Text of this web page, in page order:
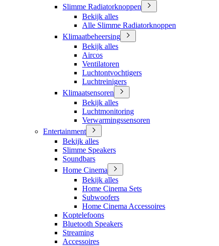
Slimme Radiatorknoppen
Bekijk alles
Alle Slimme Radiatorknoppen
Klimaatbeheersing
Bekijk alles
Aircos
Ventilatoren
Luchtontvochtigers
Luchtreinigers
Klimaatsensoren
Bekijk alles
Luchtmonitoring
Verwarmingssensoren
Entertainment
Bekijk alles
Slimme Speakers
Soundbars
Home Cinema
Bekijk alles
Home Cinema Sets
Subwoofers
Home Cinema Accessoires
Koptelefoons
Bluetooth Speakers
Streaming
Accessoires